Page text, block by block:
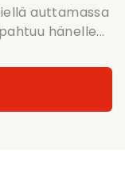
auttamassa
hänelle...